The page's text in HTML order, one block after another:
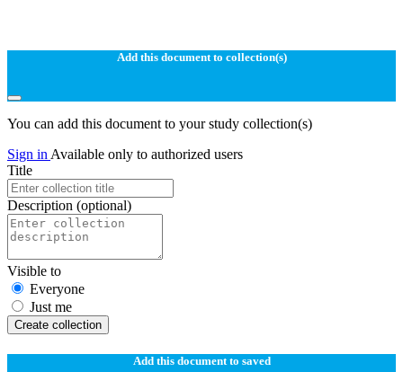
Add this document to collection(s)
You can add this document to your study collection(s)
Sign in Available only to authorized users
Title
Description (optional)
Visible to
Everyone
Just me
Create collection
Add this document to saved